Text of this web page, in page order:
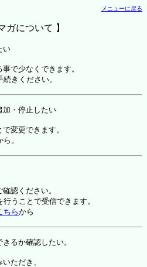
メニューに戻る
ガについて 】
い
で少なくできます。
続きください。
加・停止したい
変更できます。
ら。
認ください。
うことで受信できます。
ちらから
るか確認したい。
ただき、